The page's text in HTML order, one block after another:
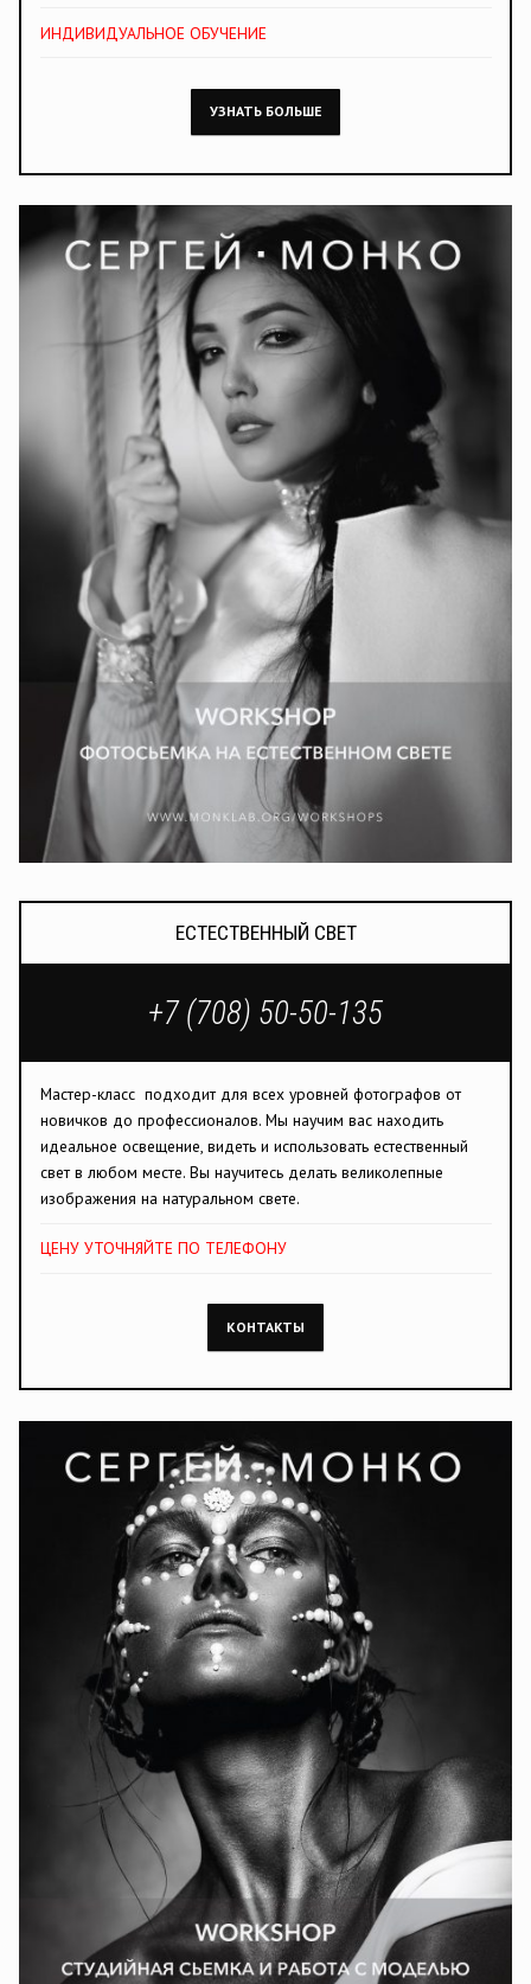
ИНДИВИДУАЛЬНОЕ ОБУЧЕНИЕ
УЗНАТЬ БОЛЬШЕ
ЕСТЕСТВЕННЫЙ СВЕТ
+7 (708) 50-50-135
Мастер-класс подходит для всех уровней фотографов от
новичков до профессионалов. Мы научим вас находить
идеальное освещение, видеть и использовать естественный
свет в любом месте. Вы научитесь делать великолепные
изображения на натуральном свете.
ЦЕНУ УТОЧНЯЙТЕ ПО ТЕЛЕФОНУ
КОНТАКТЫ